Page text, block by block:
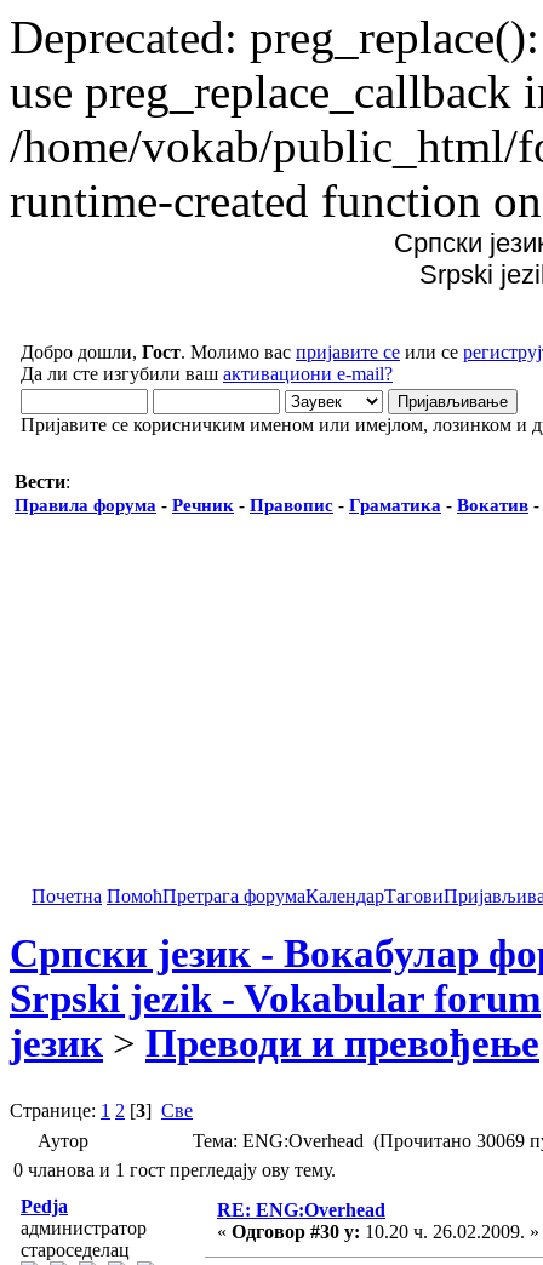
Deprecated:
use preg_replace_callback
/home/vokab/public_html/
runtime-created function
Српски
Srpski
Добро дошли, Гост. Молимо вас пријавите се или се
Да ли сте изгубили ваш активациони e-mail?
Пријавите се корисничким именом или имејлом, лозинком и
Вести:
Правила форума - Речник - Правопис - Граматика - Вокатив -
Почетна ПомоћПретрага форумаКалендарТагови
Српски језик - Вокабулар
Srpski jezik - Vokabular forum
језик > Преводи и превођење
Странице: 1 2 [3] Све
Аутор
Тема: ENG:Overhead (Прочитано 30069
0 чланова и 1 гост прегледају ову тему.
Pedja
администратор
староседелац
RE: ENG:Overhead
« Одговор #30 у: 10.20 ч. 26.02.2009. »